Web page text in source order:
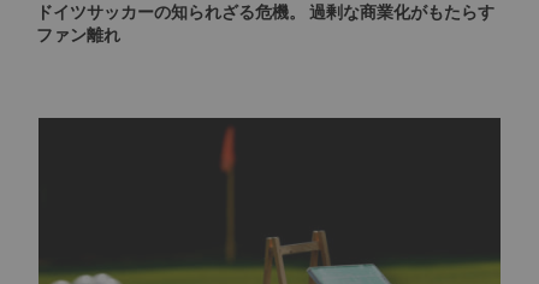
ドイツサッカーの知られざる危機。 過剰な商業化がもたらす
ファン離れ